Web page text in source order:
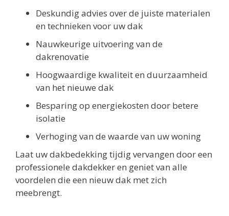
Deskundig advies over de juiste materialen
en technieken voor uw dak
Nauwkeurige uitvoering van de
dakrenovatie
Hoogwaardige kwaliteit en duurzaamheid
van het nieuwe dak
Besparing op energiekosten door betere
isolatie
Verhoging van de waarde van uw woning
Laat uw dakbedekking tijdig vervangen door een
professionele dakdekker en geniet van alle
voordelen die een nieuw dak met zich
meebrengt.